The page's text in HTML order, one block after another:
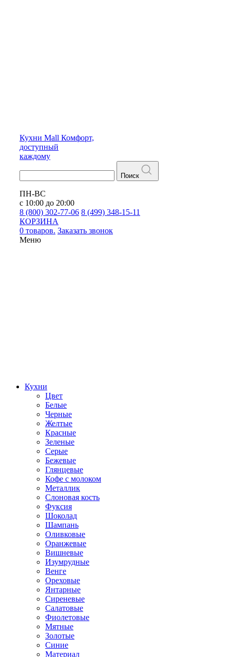
Кухни Mall Комфорт,
доступный
каждому
Поиск
ПН-ВС
с 10:00 до 20:00
8 (800) 302-77-06 8 (499) 348-15-11
КОРЗИНА
0 товаров. Заказать звонок
Меню
Кухни
Цвет
Белые
Черные
Желтые
Красные
Зеленые
Серые
Бежевые
Глянцевые
Кофе с молоком
Металлик
Слоновая кость
Фуксия
Шоколад
Шампань
Оливковые
Оранжевые
Вишневые
Изумрудные
Венге
Ореховые
Янтарные
Сиреневые
Салатовые
Фиолетовые
Мятные
Золотые
Синие
Материал